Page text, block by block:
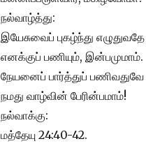
நல்வாழ்த்து:
இயேசுவைப் புகழ்ந்து எழுதுவதே
எனக்குப் பணியும், இன்பமுமாம்.
நேயனைப் பார்த்துப் பணிவதுவே
நமது வாழ்வின் பேரின்பமாம்!
நல்வாக்கு:
மத்தேயு 24:40-42.